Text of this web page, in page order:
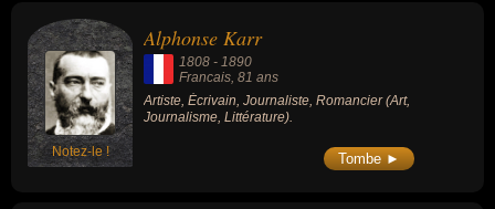
Notez-le !
Alphonse Karr
1808 - 1890
Francais, 81 ans
Artiste, Écrivain, Journaliste, Romancier (Art,
Journalisme, Littérature).
Tombe ►